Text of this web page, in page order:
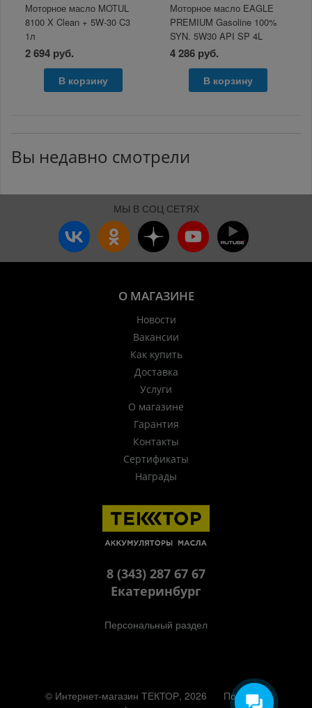
Моторное масло MOTUL
8100 X Clean + 5W-30 C3
1л
2 694 руб.
В корзину
Моторное масло EAGLE
PREMIUM Gasoline 100%
SYN. 5W30 API SP 4L
4 286 руб.
В корзину
Вы недавно смотрели
МЫ В СОЦ СЕТЯХ
О МАГАЗИНЕ
Новости
Вакансии
Как купить
Доставка
Услуги
О магазине
Гарантия
Контакты
Сертификаты
Награды
8 (343) 287 67 67
Екатеринбург
Персональный раздел
© Интернет-магазин ТЕКТОР, 2026
Политика